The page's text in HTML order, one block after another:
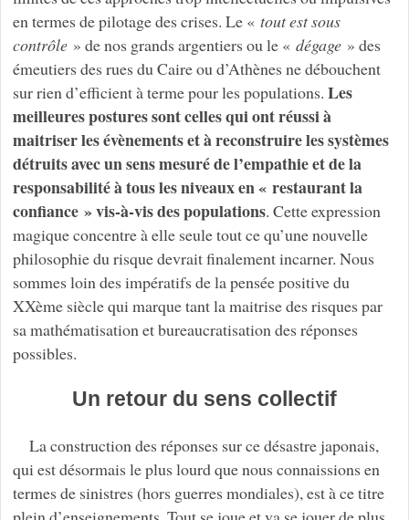
en termes de pilotage des crises. Le « tout est sous
contrôle» de nos grands argentiers ou le « dégage» des
émeutiers des rues du Caire ou d’Athènes ne débouchent
sur rien d’efficient à terme pour les populations. Les
meilleures postures sont celles qui ont réussi à
maitriser les évènements et à reconstruire les systèmes
détruits avec un sens mesuré de l’empathie et de la
responsabilité à tous les niveaux en « restaurant la
confiance » vis-à-vis des populations. Cette expression
magique concentre à elle seule tout ce qu’une nouvelle
philosophie du risque devrait finalement incarner. Nous
sommes loin des impératifs de la pensée positive du
XXème siècle qui marque tant la maitrise des risques par
sa mathématisation et bureaucratisation des réponses
possibles.
Un retour du sens collectif
La construction des réponses sur ce désastre japonais,
qui est désormais le plus lourd que nous connaissions en
termes de sinistres (hors guerres mondiales), est à ce titre